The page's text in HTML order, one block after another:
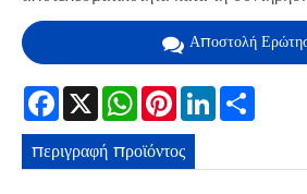
Αποστολή
Facebook
X WhatsApp
Pinterest
LinkedIn
περιγραφή προϊόντος